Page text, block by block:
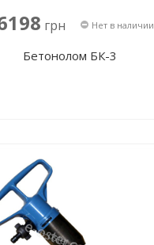
грн Нет в наличии
Бетонолом БК-3